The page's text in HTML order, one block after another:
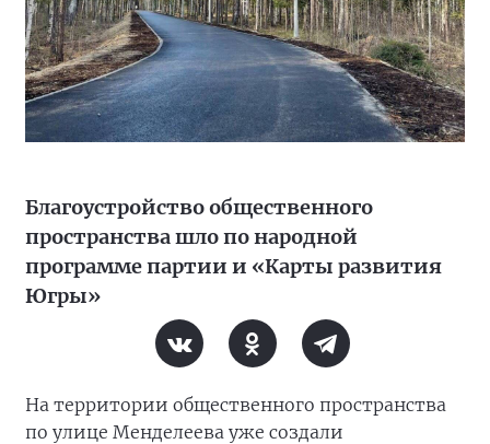
Благоустройство общественного
пространства шло по народной
программе партии и «Карты развития
Югры»
На территории общественного пространства
по улице Менделеева уже создали